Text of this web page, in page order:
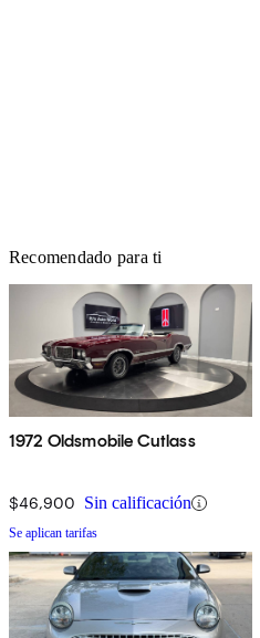
Recomendado para ti
1972 Oldsmobile Cutlass
$46,900 Sin calificación
Se aplican tarifas